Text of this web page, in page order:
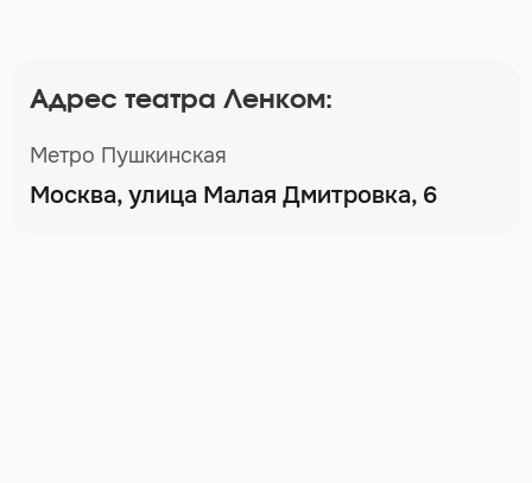
Адрес театра Ленком:
Метро Пушкинская
Москва, улица Малая Дмитровка, 6